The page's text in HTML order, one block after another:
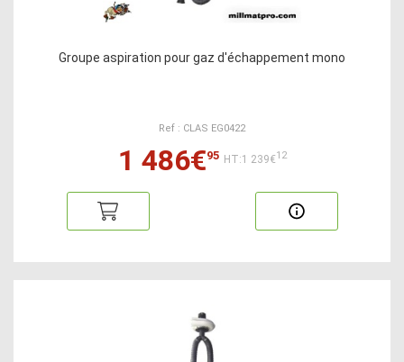
Groupe aspiration pour gaz d'échappement mono
Ref : CLAS EG0422
1 486€95 HT:1 239€12